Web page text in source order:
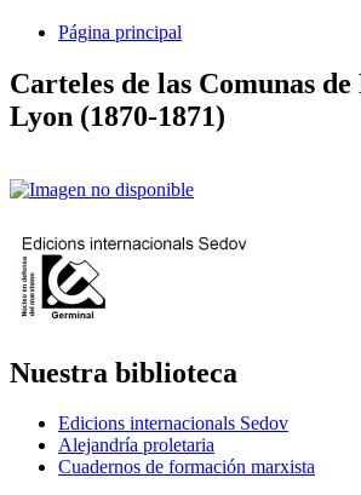
Página principal
Carteles de las Comunas
Lyon (1870-1871)
Nuestra biblioteca
Edicions internacionals Sedov
Alejandría proletaria
Cuadernos de formación marxista